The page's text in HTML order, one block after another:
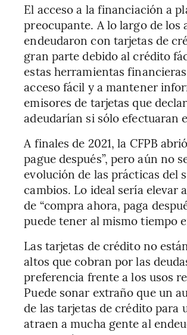
El acceso a la financiación a
preocupante. A lo largo de los
endeudaron con tarjetas de
gran parte debido al crédito
estas herramientas
acceso fácil y a mantener
emisores de tarjetas que
adeudarían si sólo efectuaran
A finales de 2021, la CFPB
pague después”, pero aún no
evolución de las prácticas del
cambios. Lo ideal sería elevar
de “compra ahora, paga
puede tener al mismo tiempo
Las tarjetas de crédito no
altos que cobran por las
preferencia frente a los usos
Puede sonar extraño que un
de las tarjetas de crédito para
atraen a mucha gente al